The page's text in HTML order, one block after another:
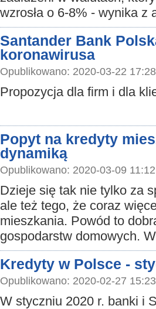
wzrosła o 6-8% - wynika
Santander Bank
koronawirusa
Opublikowano: 2020-03-22
Propozycja dla firm i dla
Popyt na kredyty
dynamiką
Opublikowano: 2020-03-09
Dzieje się tak nie tylko za
ale też tego, że coraz
mieszkania. Powód to
gospodarstw domowych.
Kredyty w Polsce -
Opublikowano: 2020-02-27
W styczniu 2020 r. banki i